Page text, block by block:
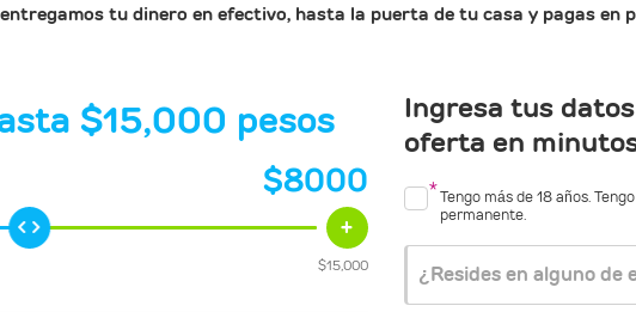
tu dinero en efectivo, hasta la puerta de tu casa y pagas en
$15,000 pesos
$8000
+
$15,000
Ingresa tus
oferta en
Tengo más de 18 años.
permanente.
¿Resides en alguno de